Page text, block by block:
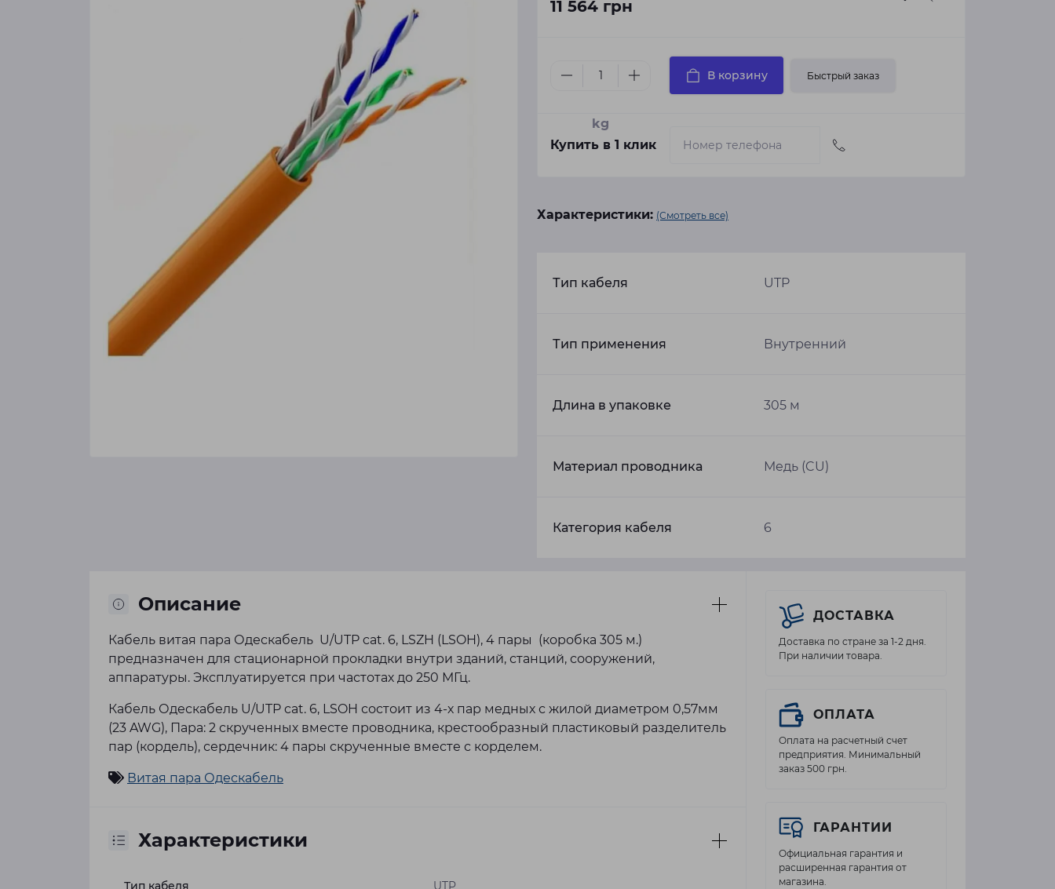
11 564 грн
kg
В корзину Быстрый заказ
Купить в 1 клик
Характеристики: (Смотреть все)
Тип кабеля UTP
Тип применения Внутренний
Длина в упаковке 305 м
Материал проводника Медь (CU)
Категория кабеля 6
Описание
Кабель витая пара Одескабель U/UTP cat. 6, LSZH (LSOH), 4 пары (коробка 305 м.)
предназначен для стационарной прокладки внутри зданий, станций, сооружений,
аппаратуры. Эксплуатируется при частотах до 250 МГц.
Кабель Одескабель U/UTP cat. 6, LSOH состоит из 4-х пар медных с жилой диаметром 0,57мм
(23 AWG), Пара: 2 скрученных вместе проводника, крестообразный пластиковый разделитель
пар (кордель), сердечник: 4 пары скрученные вместе с корделем.
Витая пара Одескабель
Характеристики
Тип кабеля UTP
ДОСТАВКА
Доставка по стране за 1-2 дня.
При наличии товара.
ОПЛАТА
Оплата на расчетный счет
предприятия. Минимальный
заказ 500 грн.
ГАРАНТИИ
Официальная гарантия и
расширенная гарантия от
магазина.